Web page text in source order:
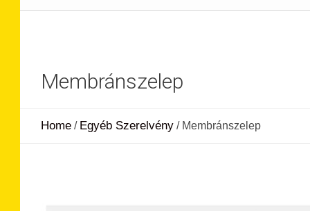
Membránszelep
Home / Egyéb Szerelvény / Membránszelep